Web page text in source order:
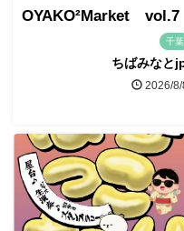
OYAKO²Market vol.7
千葉
ちばみなと
2026/